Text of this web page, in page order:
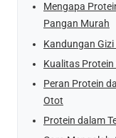
Mengapa
Pangan Murah
Kandungan
Kualitas Protein
Peran Protein
Otot
Protein dalam